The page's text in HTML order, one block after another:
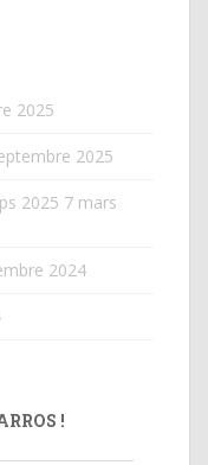
2025
2025
2025 7 mars
2024
!